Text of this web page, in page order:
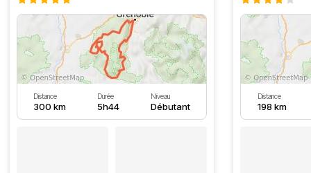
Distance
300 km
Durée
5h44
Niveau
Débutant
Distance
198 km